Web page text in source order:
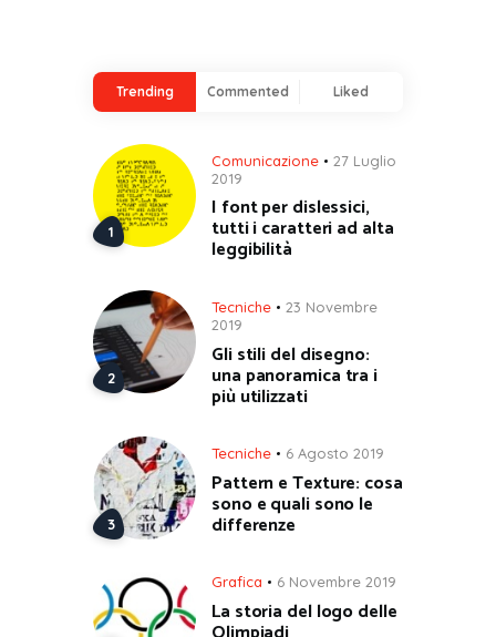
Trending Commented Liked
Comunicazione
27 Luglio
2019
I font per dislessici,
tutti i caratteri ad alta
leggibilità
Tecniche
23 Novembre
2019
Gli stili del disegno:
una panoramica tra i
più utilizzati
Tecniche 6 Agosto 2019
Pattern e Texture: cosa
sono e quali sono le
differenze
Grafica 6 Novembre 2019
La storia del logo delle